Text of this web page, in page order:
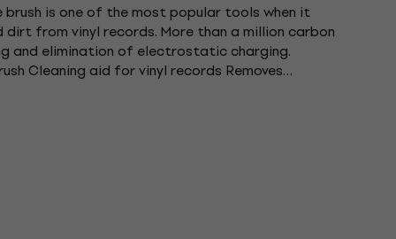
is one of the most popular tools when it
from vinyl records. More than a million carbon
and elimination of electrostatic charging.
Cleaning aid for vinyl records Removes
More than a...